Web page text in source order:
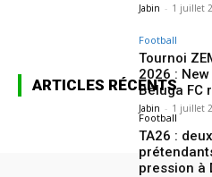
Jabin - 1 juillet
Football
Tournoi
2026 :
Béluga FC
Jabin - 1 juillet
ARTICLES RÉCENTS
Football
TA26 :
pression à